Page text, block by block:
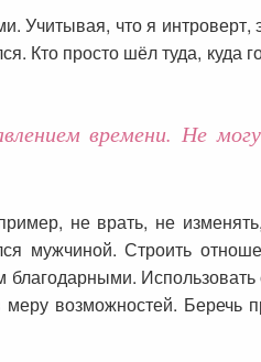
Учитывая, что я
Кто просто шёл туда, куда
времени. Не
не врать, не
мужчиной. Строить
Использовать
возможностей. Беречь